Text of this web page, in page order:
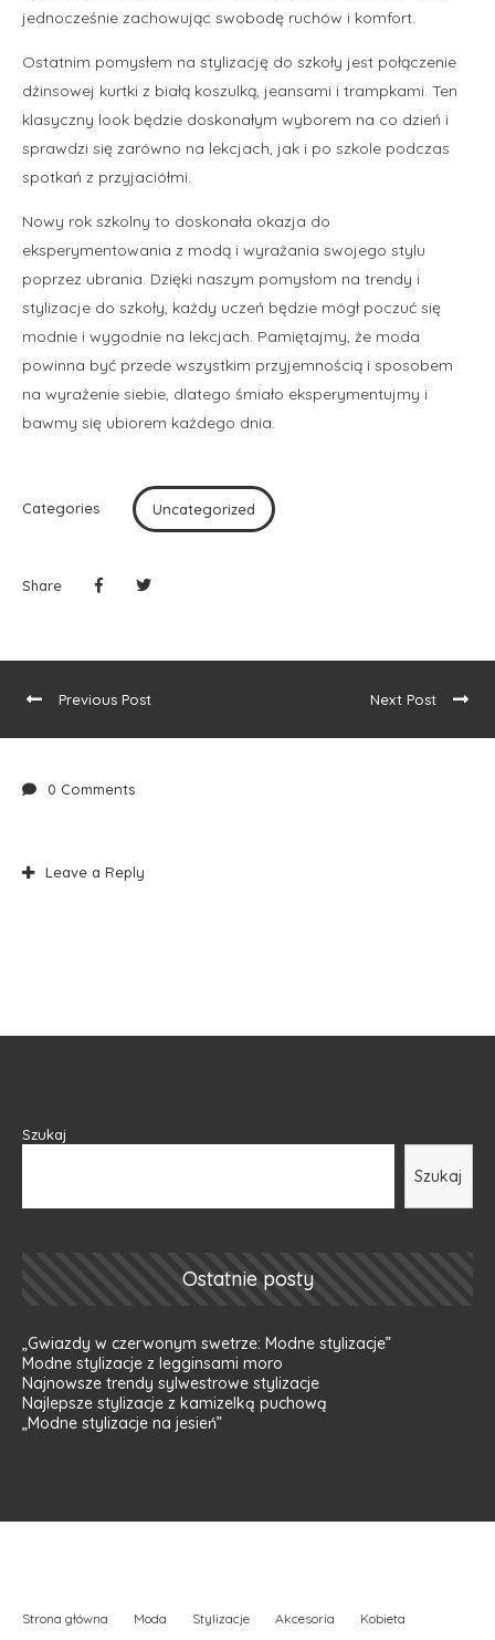
jednocześnie zachowując swobodę ruchów i komfort.
Ostatnim pomysłem na stylizację do szkoły jest połączenie
dżinsowej kurtki z białą koszulką, jeansami i trampkami. Ten
klasyczny look będzie doskonałym wyborem na co dzień i
sprawdzi się zarówno na lekcjach, jak i po szkole podczas
spotkań z przyjaciółmi.
Nowy rok szkolny to doskonała okazja do
eksperymentowania z modą i wyrażania swojego stylu
poprzez ubrania. Dzięki naszym pomysłom na trendy i
stylizacje do szkoły, każdy uczeń będzie mógł poczuć się
modnie i wygodnie na lekcjach. Pamiętajmy, że moda
powinna być przede wszystkim przyjemnością i sposobem
na wyrażenie siebie, dlatego śmiało eksperymentujmy i
bawmy się ubiorem każdego dnia.
Categories Uncategorized
Share
Previous Post Next Post
0 Comments
Leave a Reply
Szukaj
Szukaj
Ostatnie posty
„Gwiazdy w czerwonym swetrze: Modne stylizacje”
Modne stylizacje z legginsami moro
Najnowsze trendy sylwestrowe stylizacje
Najlepsze stylizacje z kamizelką puchową
„Modne stylizacje na jesień”
Strona główna Moda Stylizacje Akcesoria
Kobieta